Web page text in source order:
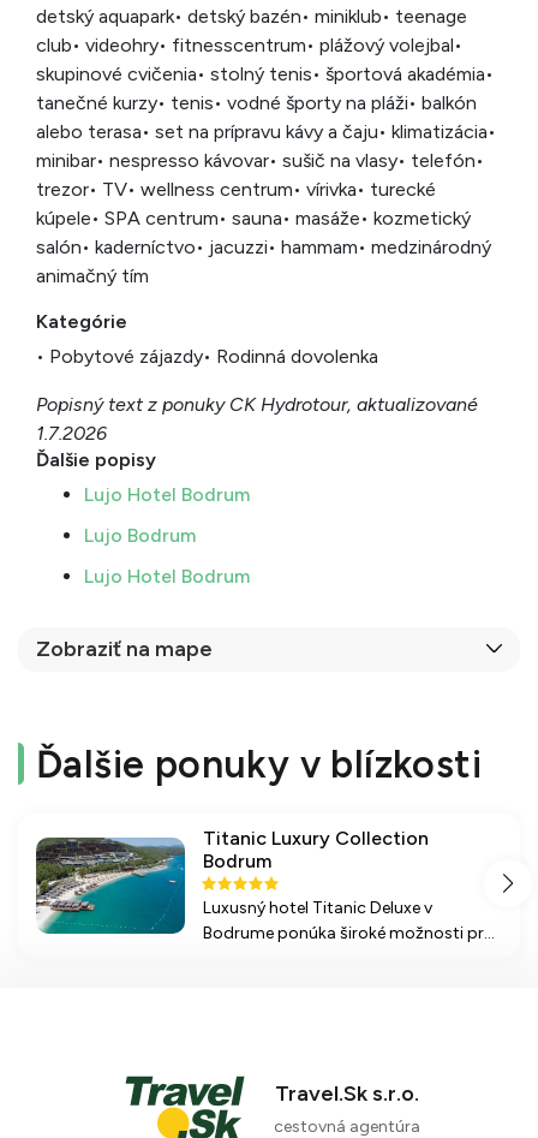
detský aquapark• detský bazén• miniklub• teenage
club• videohry• fitnesscentrum• plážový volejbal•
skupinové cvičenia• stolný tenis• športová akadémia•
tanečné kurzy• tenis• vodné športy na pláži• balkón
alebo terasa• set na prípravu kávy a čaju• klimatizácia•
minibar• nespresso kávovar• sušič na vlasy• telefón•
trezor• TV• wellness centrum• vírivka• turecké
kúpele• SPA centrum• sauna• masáže• kozmetický
salón• kaderníctvo• jacuzzi• hammam• medzinárodný
animačný tím
Kategórie
• Pobytové zájazdy• Rodinná dovolenka
Popisný text z ponuky CK Hydrotour, aktualizované
1.7.2026
Ďalšie popisy
Lujo Hotel Bodrum
Lujo Bodrum
Lujo Hotel Bodrum
Zobraziť na mape
Ďalšie ponuky v blízkosti
Titanic Luxury Collection
Bodrum
Luxusný hotel Titanic Deluxe v
Bodrume ponúka široké možnosti pre
Travel.Sk s.r.o.
cestovná agentúra